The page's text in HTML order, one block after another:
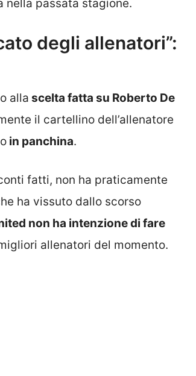
nella passata stagione.
degli allenatori”:
alla scelta fatta su Roberto De
il cartellino dell’allenatore
in panchina.
fatti, non ha praticamente
ha vissuto dallo scorso
non ha intenzione di fare
allenatori del momento.